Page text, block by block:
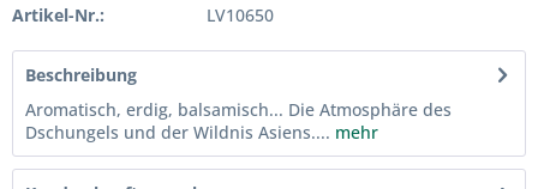
Artikel-Nr.: LV10650
Beschreibung
Aromatisch, erdig, balsamisch... Die Atmosphäre des
Dschungels und der Wildnis Asiens.... mehr